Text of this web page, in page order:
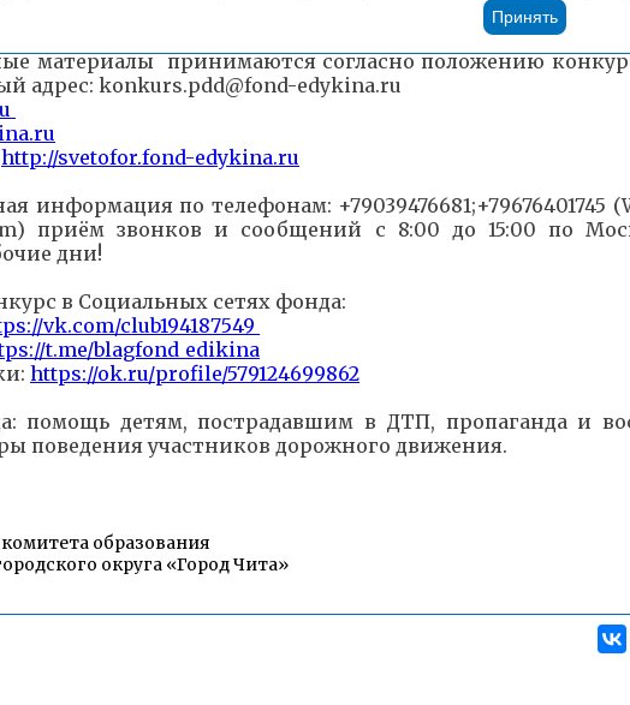
в рамках проекта «Со светофоровой наукой
К участию в конкурсе приглашаются дети от
материалы принимаются согласно положению
адрес: konkurs.pdd@fond-edykina.ru
http://svetofor.fond-edykina.ru
информация по телефонам: +79039476681;+79676401745
приём звонков и сообщений с 8:00 до 15:00 по
дни!
в Социальных сетях фонда:
vk.com/club194187549
t.me/blagfond_edikina
https://ok.ru/profile/579124699862
помощь детям, пострадавшим в ДТП, пропаганда и
поведения участников дорожного движения.
образования
округа «Город Чита»
Принять